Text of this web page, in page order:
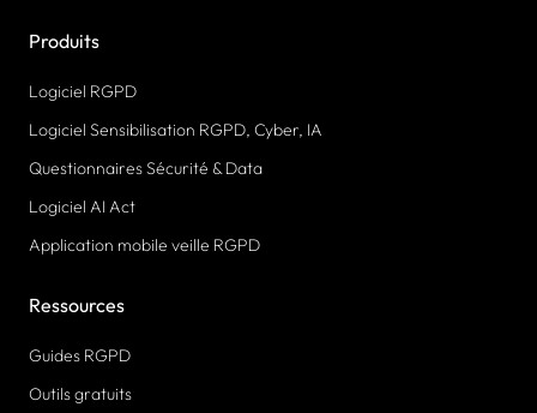
Produits
Logiciel RGPD
Logiciel Sensibilisation RGPD, Cyber, IA
Questionnaires Sécurité & Data
Logiciel AI Act
Application mobile veille RGPD
Ressources
Guides RGPD
Outils gratuits